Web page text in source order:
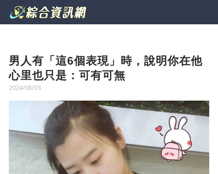
男人有「這6個表現」時，說明你在他
心里也只是：可有可無
2024/08/03